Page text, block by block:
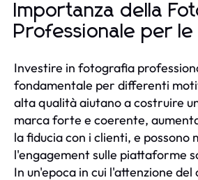
Importanza della
Professionale per
Investire in fotografia
fondamentale per differenti
alta qualità aiutano a costruire
marca forte e coerente,
la fiducia con i clienti, e possono
l'engagement sulle piattaforme
In un'epoca in cui l'attenzione